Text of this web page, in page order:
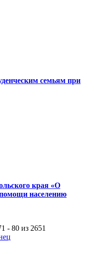
семьям при
края «О
помощи населению
- 80 из 2651